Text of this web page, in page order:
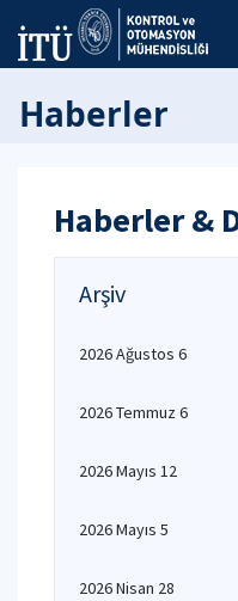
Haberler
Haberler &
Arşiv
2026 Ağustos 6
2026 Temmuz 6
2026 Mayıs 12
2026 Mayıs 5
2026 Nisan 28